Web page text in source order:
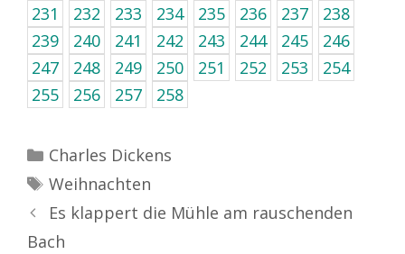
231
232 233 234 235 236 237
238
239
240 241 242 243 244 245
246
247
248 249 250 251 252 253
254
255
256 257 258
Kategorien
Charles Dickens
Schlagwörter
Weihnachten
Es klappert die Mühle am rauschenden
Bach